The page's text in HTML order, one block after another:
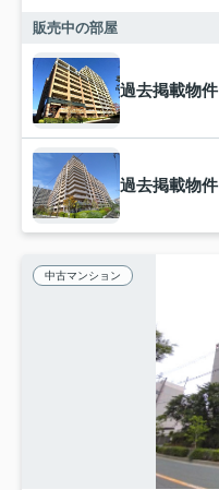
販売中の部屋
過去掲載物件
過去掲載物件
中古マンション